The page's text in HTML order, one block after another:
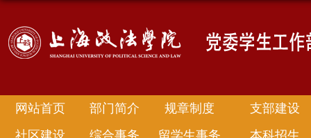
网站首页 部门简介 规章制度
支部建设
社区建设
综合事务 留学生事务 本科招生